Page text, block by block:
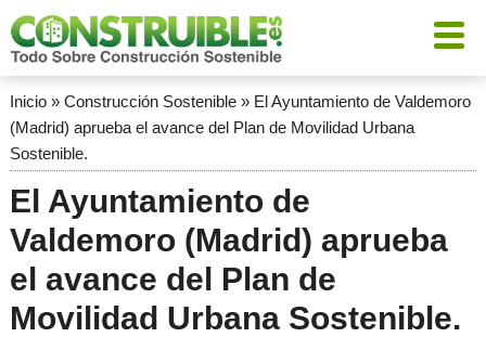
Inicio» Construcción Sostenible» El Ayuntamiento de Valdemoro
(Madrid) aprueba el avance del Plan de Movilidad Urbana
Sostenible.
El Ayuntamiento de
Valdemoro (Madrid) aprueba
el avance del Plan de
Movilidad Urbana Sostenible.